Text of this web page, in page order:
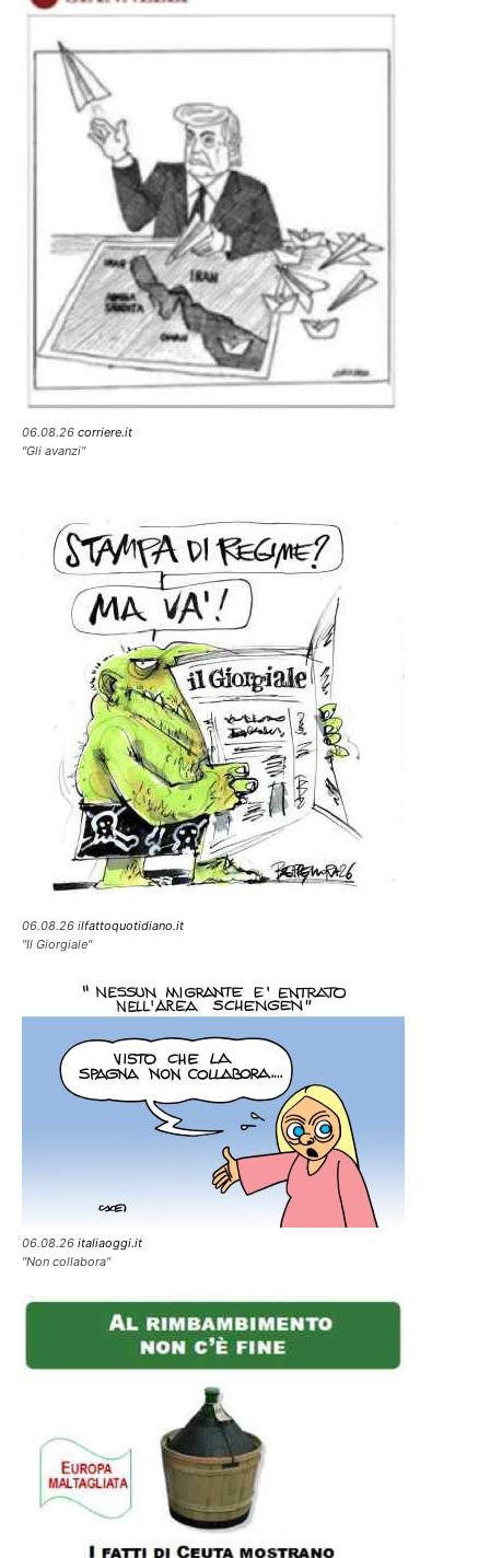
06.08.26 corriere.it
"Gli avanzi"
06.08.26 ilfattoquotidiano.it
"Il Giorgiale"
06.08.26 italiaoggi.it
"Non collabora"